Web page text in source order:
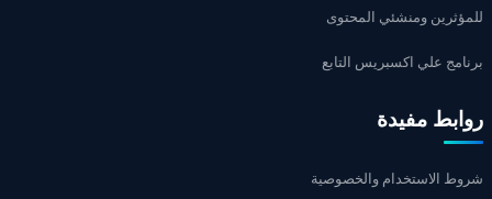
ومنشئي المحتوى
علي اكسبريس التابع
مفيدة
الاستخدام والخصوصية